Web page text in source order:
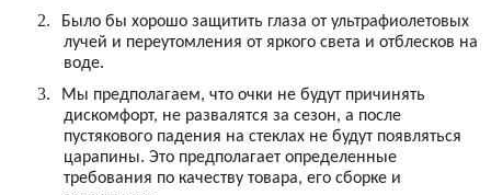
2.
Было бы хорошо защитить глаза от ультрафиолетовых
лучей и переутомления от яркого света и отблесков на
воде.
3.
Мы предполагаем, что очки не будут причинять
дискомфорт, не развалятся за сезон, а после
пустякового падения на стеклах не будут появляться
царапины. Это предполагает определенные
требования по качеству товара, его сборке и